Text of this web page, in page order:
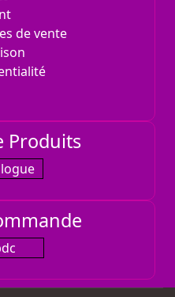
de vente
Produits